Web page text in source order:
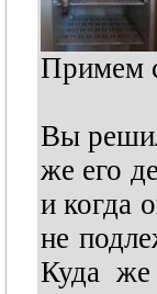
Примем
Вы
же его
и когда
не
Куда же